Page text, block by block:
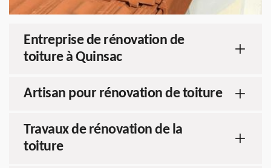
Entreprise de rénovation de
toiture à Quinsac
Artisan pour rénovation de toiture
Travaux de rénovation de la
toiture